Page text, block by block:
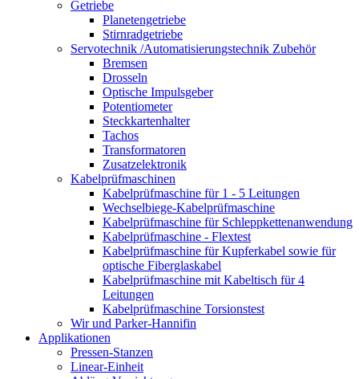
Getriebe
Planetengetriebe
Stirnradgetriebe
Servotechnik /Automatisierungstechnik Zubehör
Bremsen
Drosseln
Optische Impulsgeber
Potentiometer
Steckkartenhalter
Tachos
Transformatoren
Zusatzelektronik
Kabelprüfmaschinen
Kabelprüfmaschine für 1 - 5 Leitungen
Wechselbiege-Kabelprüfmaschine
Kabelprüfmaschine für Schleppkettenanwendung
Kabelprüfmaschine - Flextest
Kabelprüfmaschine für Kupferkabel sowie für
optische Fiberglaskabel
Kabelprüfmaschine mit Kabeltisch für 4
Leitungen
Kabelprüfmaschine Torsionstest
Wir und Parker-Hannifin
Applikationen
Pressen-Stanzen
Linear-Einheit